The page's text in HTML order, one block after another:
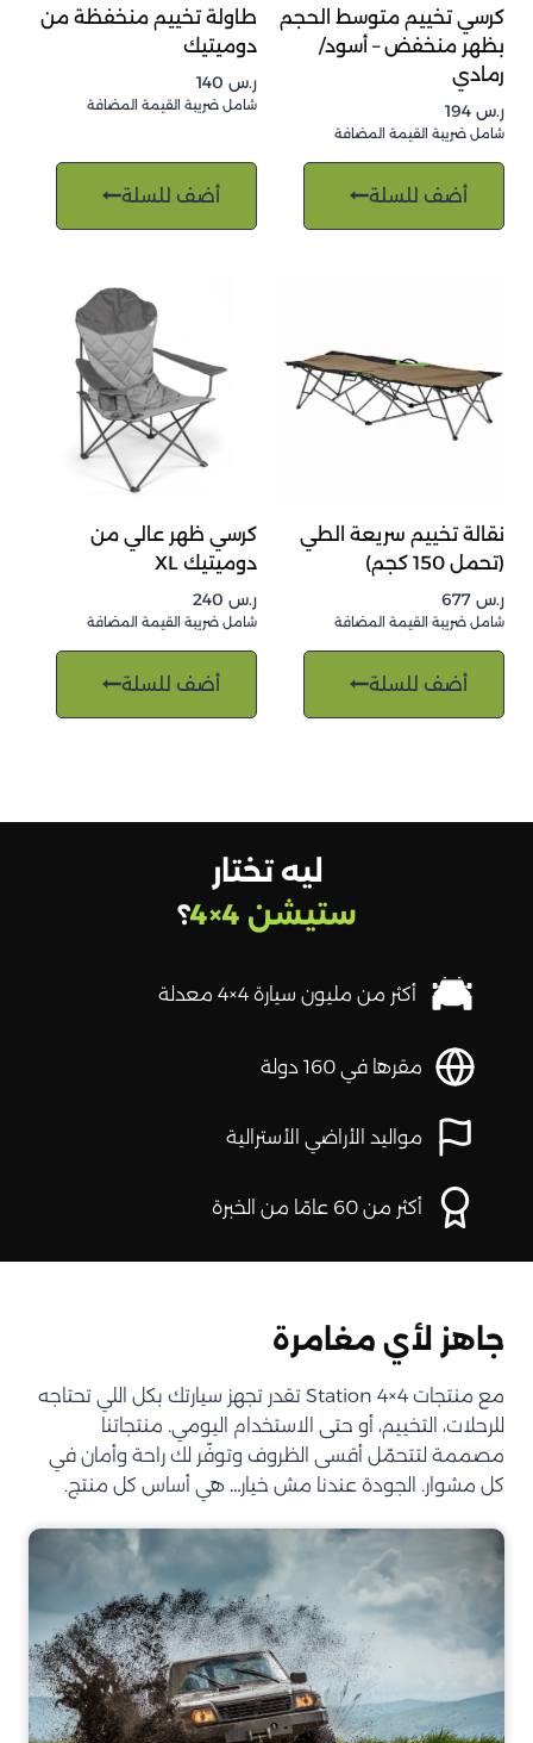
كرسي تخييم متوسط الحجم
بظهر منخفض – أسود/
رمادي
ر.س
شامل ضريبة القيمة المضافة
أضف للسلة
طاولة تخييم منخفظة من
دوميتيك
ر.س
شامل ضريبة القيمة المضافة
أضف للسلة
نقالة تخييم سريعة الطي
(تحمل 150 كجم)
ر.س
شامل ضريبة القيمة المضافة
أضف للسلة
كرسي ظهر عالي من
دوميتيك XL
ر.س
شامل ضريبة القيمة المضافة
أضف للسلة
ليه تختار
ستيشن 4×4
؟
أكثر من مليون سيارة 4×4 معدلة
مقرها في 160 دولة
مواليد الأراضي الأسترالية
أكثر من 60 عامًا من الخبرة
جاهز لأي مغامرة
مع منتجات Station 4×4 تقدر تجهز سيارتك بكل اللي تحتاجه
للرحلات، التخييم، أو حتى الاستخدام اليومي. منتجاتنا
مصممة لتتحمّل أقسى الظروف وتوفّر لك راحة وأمان في
كل مشوار. الجودة عندنا مش خيار… هي أساس كل منتج.